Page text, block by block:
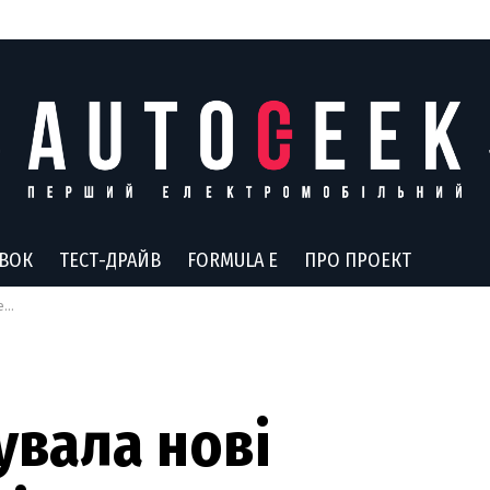
ТЕСТ-ДРАЙВ FORMULA E ПРО ПРОЕКТ
нові